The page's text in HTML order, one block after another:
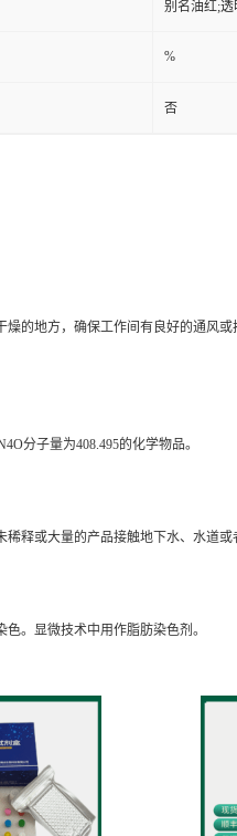
别名油红;透
%
否
燥的地方，确保工作间有良好的通风或
分子量为408.495的化学物品。
稀释或大量的产品接触地下水、水道
。显微技术中用作脂肪染色剂。